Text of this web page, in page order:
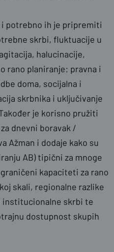
potrebno ih je pripremiti
skrbi, fluktuacije u
halucinacije,
rano planiranje: pravna i
doma, socijalna i
skrbnika i uključivanje
je korisno pružiti
dnevni boravak /
Ažman i dodaje kako su
AB) tipični za mnoge
kapaciteti za rano
skali, regionalne razlike
skrbi te
dostupnost skupih